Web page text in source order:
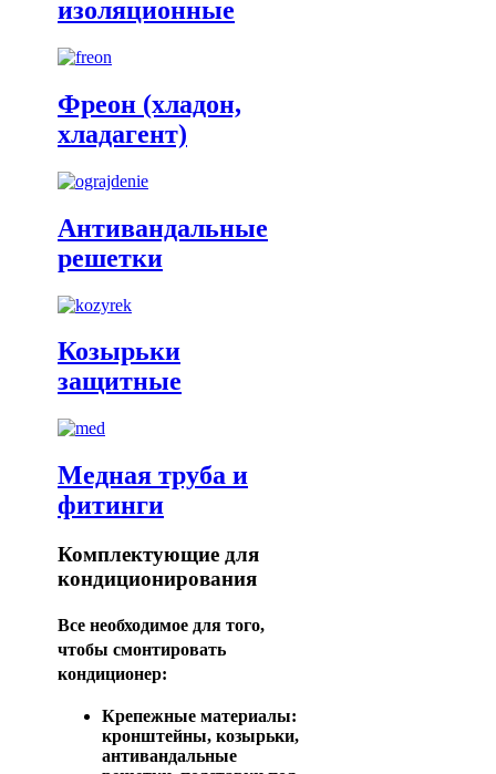
изоляционные
Фреон (хладон,
хладагент)
Антивандальные
решетки
Козырьки
защитные
Медная труба и
фитинги
Комплектующие для
кондиционирования
Все необходимое для того,
чтобы смонтировать
кондиционер:
Крепежные материалы:
кронштейны, козырьки,
антивандальные